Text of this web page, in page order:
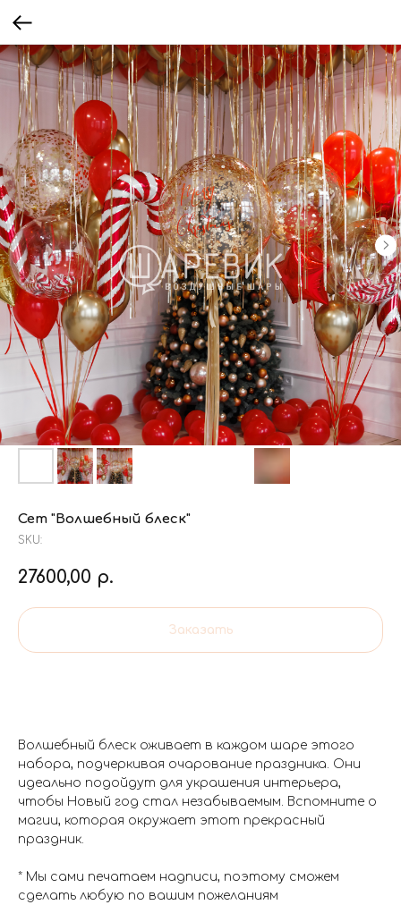
Сет "Волшебный блеск"
SKU:
27600,00 р.
Заказать
Волшебный блеск оживает в каждом шаре этого
набора, подчеркивая очарование праздника. Они
идеально подойдут для украшения интерьера,
чтобы Новый год стал незабываемым. Вспомните о
магии, которая окружает этот прекрасный
праздник.
* Мы сами печатаем надписи, поэтому сможем
сделать любую по вашим пожеланиям